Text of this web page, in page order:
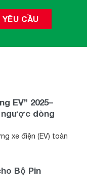
EV” 2025–
ngược dòng
xe điện (EV) toàn
Bộ Pin